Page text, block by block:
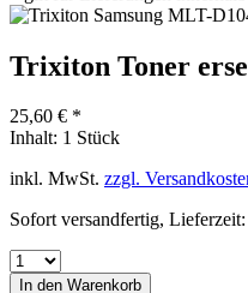
Trixiton Toner
25,60 € *
Inhalt: 1 Stück
inkl. MwSt. zzgl.
Sofort versandfertig,
In den Warenkorb